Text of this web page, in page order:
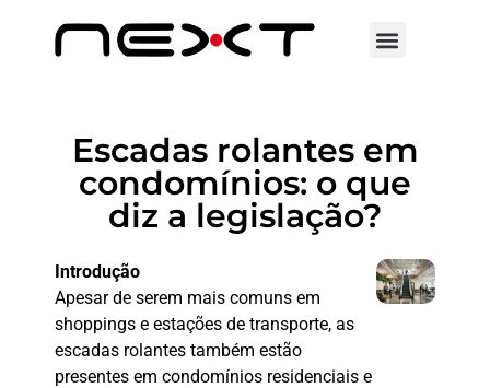
Escadas rolantes em
condomínios: o que
diz a legislação?
Introdução
Apesar de serem mais comuns em
shoppings e estações de transporte, as
escadas rolantes também estão
presentes em condomínios residenciais e